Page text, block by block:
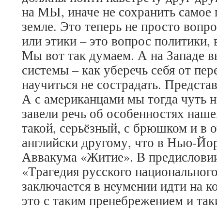
на МЫ, иначе не сохранить самое
земле. Это теперь не просто
или этики – это вопрос
Мы вот так думаем. А на Западе
системы – как уберечь себя от
научиться не сострадать.
А с американцами мы тогда чуть
завели речь об особенностях
такой, серьёзный, с брюшком и в
английски другому, что в Нью-
Аввакума «Житие». В
«Трагедия русского
заключается в неумении идти на
это с таким пренебрежением и